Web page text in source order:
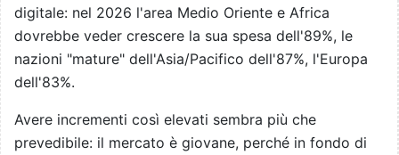
digitale: nel 2026 l'area Medio Oriente e Africa
dovrebbe veder crescere la sua spesa dell'89%, le
nazioni "mature" dell'Asia/Pacifico dell'87%, l'Europa
dell'83%.
Avere incrementi così elevati sembra più che
prevedibile: il mercato è giovane, perché in fondo di